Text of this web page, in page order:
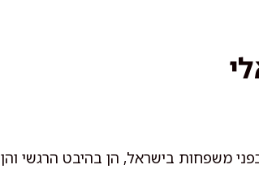
משפחות בישראל, הן בהיבט הרגשי והן